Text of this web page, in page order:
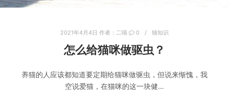
2021年4月4日 作者： 二喵 0 猫知识
怎么给猫咪做驱虫？
养猫的人应该都知道要定期给猫咪做驱虫，但说来惭愧，我
空说爱猫，在猫咪的这一块健…